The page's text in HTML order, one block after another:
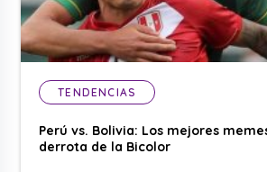
TENDENCIAS
Perú vs. Bolivia: Los mejores
derrota de la Bicolor